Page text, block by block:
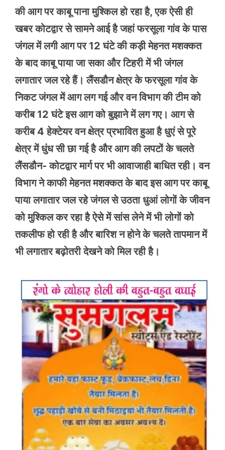
की आग पर काबू पाना मुश्किल हो रहा है, एक ऐसी ही
खबर कोटद्वार से सामने आई है जहां फरसूला गांव के पास
जंगल में लगी आग पर 12 घंटे की कड़ी मेहनत मशक्कत
के बाद काबू पाया जा सका और टिहरी में भी जंगल
लगातार जल रहे हैं। लैंसडौन क्षेत्र के फरसूला गांव के
निकट जंगल में आग लग गई और वन विभाग की टीम को
करीब 12 घंटे इस आग को बुझाने में लग गए। आग से
करीब 4 हेक्टेयर वन क्षेत्र प्रभावित हुआ है धुएं से पूरे
क्षेत्र में धुंध सी छा गई है और आग की लपटों के चलते
लैंसडौन- कोटद्वार मार्ग पर भी आवाजाही बाधित रही। वन
विभाग ने काफी मेहनत मशक्कत के बाद इस आग पर काबू
पाया लगातार जल रहे जंगल से उठता धुआं लोगों के जीवन
को मुश्किल कर रहा है ऐसे में सांस लेने में भी लोगों को
तकलीफ हो रही है और बारिश न होने के चलते तापमान में
भी लगातार बढ़ोतरी देखने को मिल रही है।